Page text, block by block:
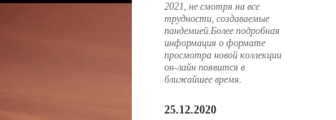
2021, не смотря на все
трудности, создаваемые
пандемией.Более подробная
информация о формате
просмотра новой коллекции
он-лайн появится в
ближайшее время.
25.12.2020